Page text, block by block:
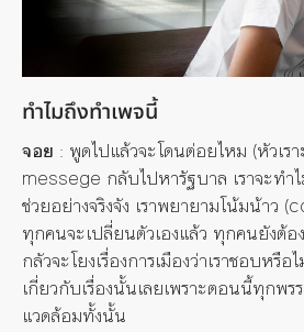
ทำไมถึงทำเพจนี้
จอย : พูดไปแล้วจะโดนต่อยไหม (หัวเรา
messege กลับไปหารัฐบาล เราจะทำไ
ช่วยอย่างจริงจัง เราพยายามโน้มน้าว
ทุกคนจะเปลี่ยนตัวเองแล้ว ทุกคนยังต้
กลัวจะโยงเรื่องการเมืองว่าเราชอบหรื
เกี่ยวกับเรื่องนั้นเลยเพราะตอนนี้ทุกพร
แวดล้อมทั้งนั้น